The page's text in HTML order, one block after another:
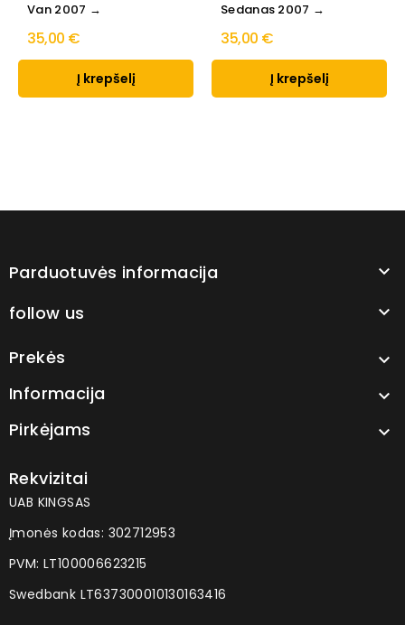
Van 2007 →
35,00 €
Į krepšelį
Sedanas 2007 →
35,00 €
Į krepšelį
Parduotuvės informacija 
follow us 
Prekės 
Informacija 
Pirkėjams 
Rekvizitai
UAB KINGSAS
Įmonės kodas: 302712953
PVM: LT100006623215
Swedbank LT637300010130163416